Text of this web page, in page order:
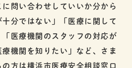
に問い合わせしていいか分から
分ではない」「医療に関して
医療機関のスタッフの対応が
機関を知りたい」など、さま
方は横浜市医療安全相談窓口